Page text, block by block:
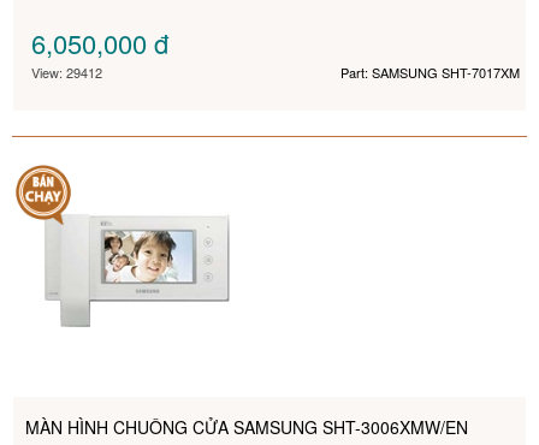
6,050,000đ
View: 29412 Part: SAMSUNG SHT-7017XM
MÀN HÌNH CHUÔNG CỬA SAMSUNG SHT-3006XMW/EN